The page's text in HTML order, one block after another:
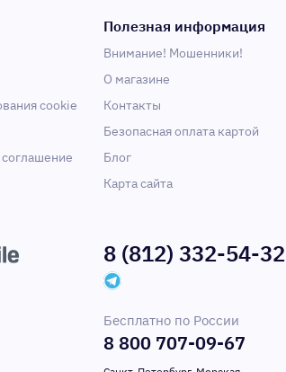
cookie
Полезная информация
Внимание! Мошенники!
О магазине
Контакты
Безопасная оплата картой
Блог
Карта сайта
8 (812) 332-54-32
Бесплатно по России
8 800 707-09-67